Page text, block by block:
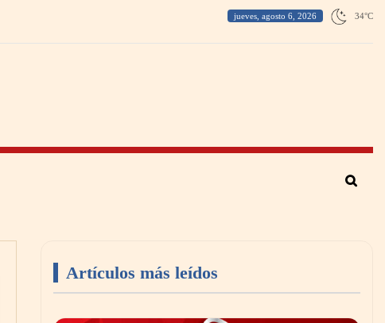
jueves, agosto 6, 2026 34°C
Artículos más leídos